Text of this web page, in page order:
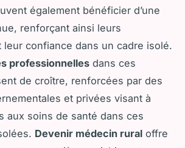
également bénéficier d’une
renforçant ainsi leurs
leur confiance dans un cadre isolé.
professionnelles dans ces
de croître, renforcées par des
et privées visant à
aux soins de santé dans ces
Devenir médecin rural offre